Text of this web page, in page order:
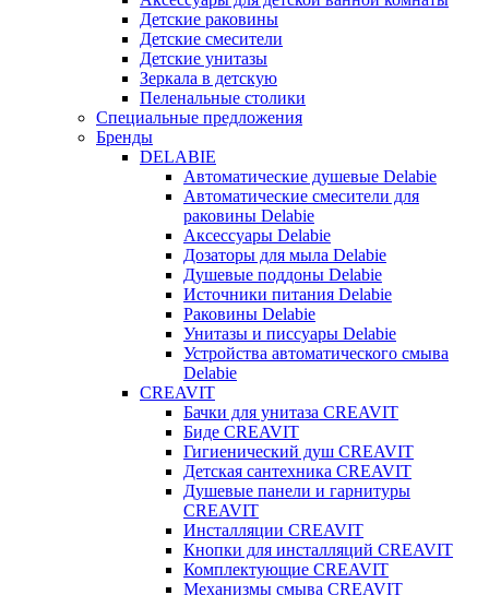
Детские раковины
Детские смесители
Детские унитазы
Зеркала в детскую
Пеленальные столики
Специальные предложения
Бренды
DELABIE
Автоматические душевые Delabie
Автоматические смесители для
раковины Delabie
Аксессуары Delabie
Дозаторы для мыла Delabie
Душевые поддоны Delabie
Источники питания Delabie
Раковины Delabie
Унитазы и писсуары Delabie
Устройства автоматического смыва
Delabie
CREAVIT
Бачки для унитаза CREAVIT
Биде CREAVIT
Гигиенический душ CREAVIT
Детская сантехника CREAVIT
Душевые панели и гарнитуры
CREAVIT
Инсталляции CREAVIT
Кнопки для инсталляций CREAVIT
Комплектующие CREAVIT
Механизмы смыва CREAVIT